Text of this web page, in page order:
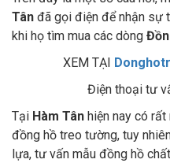
Tân đã gọi điện để nhận sự
khi họ tìm mua các dòng
XEM TẠI
Điện thoại tư
Tại Hàm Tân hiện nay có rất
đồng hồ treo tường, tuy
lựa, tư vấn mẫu đồng hồ